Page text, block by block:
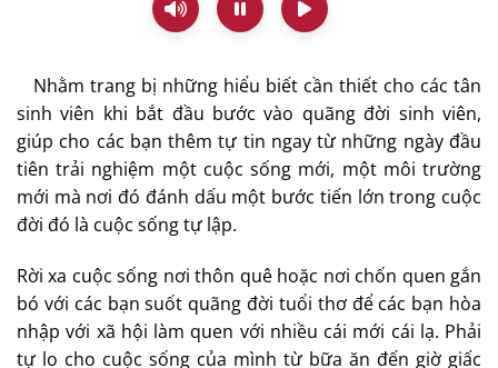
Nhằm trang bị những hiểu biết cần thiết cho các tân
sinh viên khi bắt đầu bước vào quãng đời sinh viên,
giúp cho các bạn thêm tự tin ngay từ những ngày đầu
tiên trải nghiệm một cuộc sống mới, một môi trường
mới mà nơi đó đánh dấu một bước tiến lớn trong cuộc
đời đó là cuộc sống tự lập.
Rời xa cuộc sống nơi thôn quê hoặc nơi chốn quen gắn
bó với các bạn suốt quãng đời tuổi thơ để các bạn hòa
nhập với xã hội làm quen với nhiều cái mới cái lạ. Phải
tự lo cho cuộc sống của mình từ bữa ăn đến giờ giấc